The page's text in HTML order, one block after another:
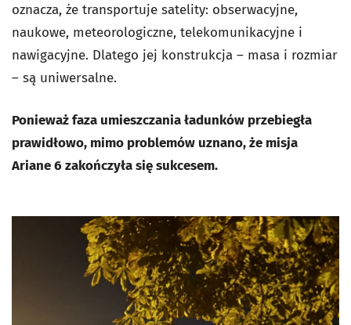
oznacza, że transportuje satelity: obserwacyjne,
naukowe, meteorologiczne, telekomunikacyjne i
nawigacyjne. Dlatego jej konstrukcja – masa i rozmiar
– są uniwersalne.
Ponieważ faza umieszczania ładunków przebiegła
prawidłowo, mimo problemów uznano, że misja
Ariane 6 zakończyła się sukcesem.